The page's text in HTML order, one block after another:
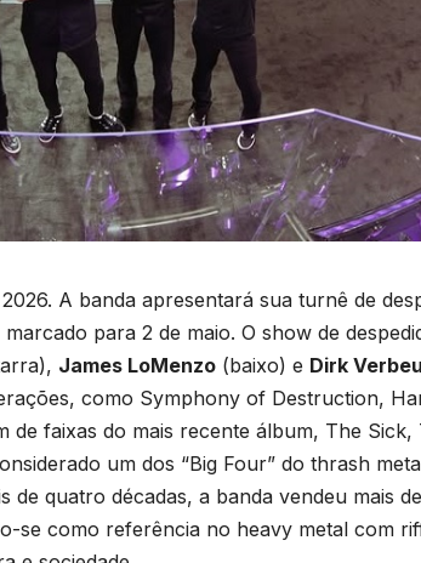
A banda apresentará sua turnê de
para 2 de maio. O show de
James LoMenzo (baixo) e Dirk
como Symphony of Destruction,
de faixas do mais recente álbum, The
um dos “Big Four” do thrash
de quatro décadas, a banda vendeu mais
se como referência no heavy metal com